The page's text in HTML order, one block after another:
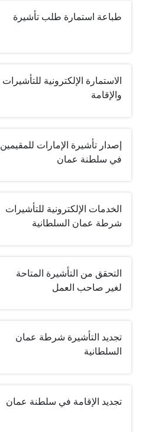
طباعة استمارة طلب تأشيرة
الاستمارة الإلكترونية للتأشيرات
والإقامة
إصدار تأشيرة الإمارات للمقيمين
في سلطنة عمان
الخدمات الإلكترونية للتأشيرات
شرطة عمان السلطانية
التحقق من التأشيرة المتاحة
لغير صاحب العمل
تجديد التأشيرة شرطة عمان
السلطانية
تجديد الإقامة في سلطنة عمان